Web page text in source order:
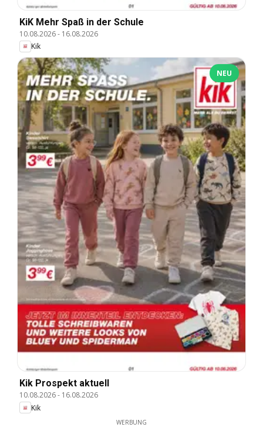
KiK Mehr Spaß in der Schule
10.08.2026- 16.08.2026
Kik
NEU
Kik Prospekt aktuell
10.08.2026- 16.08.2026
Kik
WERBUNG